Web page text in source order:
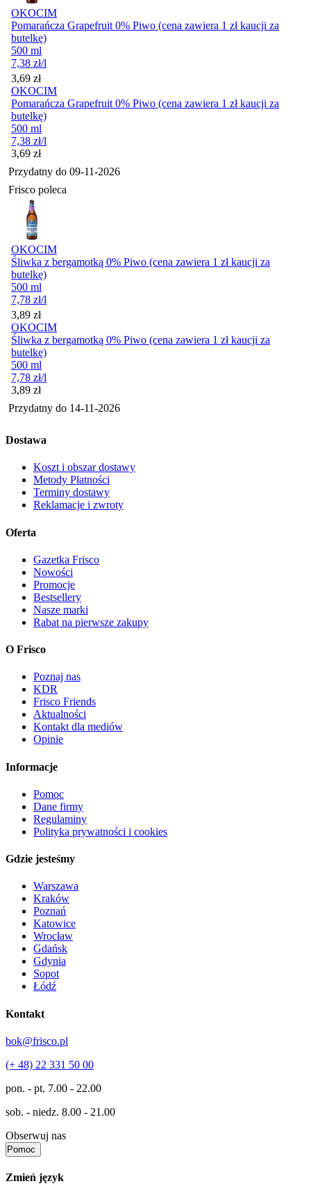
OKOCIM
Pomarańcza Grapefruit 0% Piwo (cena zawiera 1 zł kaucji za
butelkę)
500 ml
7,38 zł/l
Cena
3,69 zł
OKOCIM
Pomarańcza Grapefruit 0% Piwo (cena zawiera 1 zł kaucji za
butelkę)
500 ml
7,38 zł/l
Cena
3,69 zł
Przydatny do 09-11-2026
Frisco poleca
OKOCIM
Śliwka z bergamotką 0% Piwo (cena zawiera 1 zł kaucji za
butelkę)
500 ml
7,78 zł/l
Cena
3,89 zł
OKOCIM
Śliwka z bergamotką 0% Piwo (cena zawiera 1 zł kaucji za
butelkę)
500 ml
7,78 zł/l
Cena
3,89 zł
Przydatny do 14-11-2026
Dostawa
Koszt i obszar dostawy
Metody Płatności
Terminy dostawy
Reklamacje i zwroty
Oferta
Gazetka Frisco
Nowości
Promocje
Bestsellery
Nasze marki
Rabat na pierwsze zakupy
O Frisco
Poznaj nas
KDR
Frisco Friends
Aktualności
Kontakt dla mediów
Opinie
Informacje
Pomoc
Dane firmy
Regulaminy
Polityka prywatności i cookies
Gdzie jesteśmy
Warszawa
Kraków
Poznań
Katowice
Wrocław
Gdańsk
Gdynia
Sopot
Łódź
Kontakt
bok@frisco.pl
(+ 48) 22 331 50 00
pon. - pt. 7.00 - 22.00
sob. - niedz. 8.00 - 21.00
Obserwuj nas
Pomoc
Zmień język